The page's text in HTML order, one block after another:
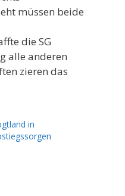
müssen beide
die SG
alle anderen
zieren das
in